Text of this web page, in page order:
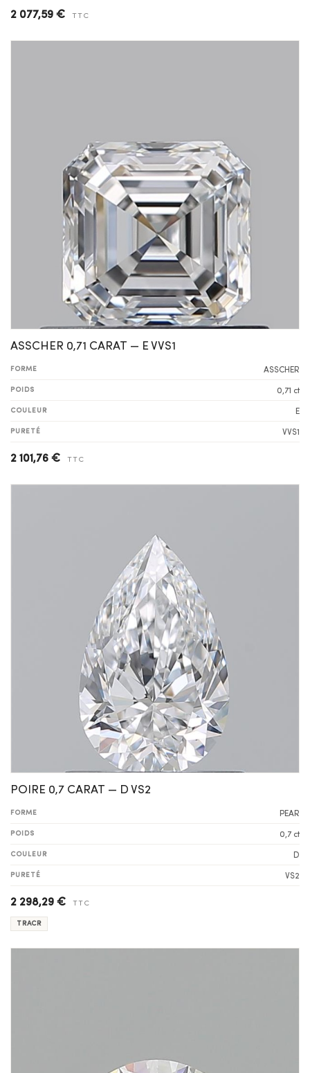
2 077,59 € TTC
ASSCHER 0,71 CARAT — E VVS1
FORME ASSCHER
POIDS 0,71 ct
COULEUR E
PURETÉ VVS1
2 101,76 € TTC
POIRE 0,7 CARAT — D VS2
FORME PEAR
POIDS 0,7 ct
COULEUR D
PURETÉ VS2
2 298,29 € TTC
TRACR